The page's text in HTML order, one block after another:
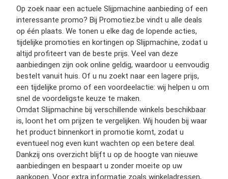
Op zoek naar een actuele Slijpmachine aanbieding of een
interessante promo? Bij Promotiez.be vindt u alle deals
op één plaats. We tonen u elke dag de lopende acties,
tijdelijke promoties en kortingen op Slijpmachine, zodat u
altijd profiteert van de beste prijs. Veel van deze
aanbiedingen zijn ook online geldig, waardoor u eenvoudig
bestelt vanuit huis. Of u nu zoekt naar een lagere prijs,
een tijdelijke promo of een voordeelactie: wij helpen u om
snel de voordeligste keuze te maken.
Omdat Slijpmachine bij verschillende winkels beschikbaar
is, loont het om prijzen te vergelijken. Wij houden bij waar
het product binnenkort in promotie komt, zodat u
eventueel nog even kunt wachten op een betere deal.
Dankzij ons overzicht blijft u op de hoogte van nieuwe
aanbiedingen en bespaart u zonder moeite op uw
aankopen. Voor extra informatie zoals winkeladressen,